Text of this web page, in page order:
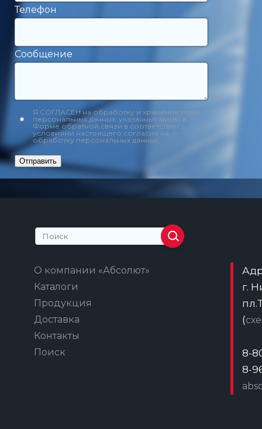
Телефон
Сообщение
Я СОГЛАСЕН на обработку и хранение моих
персональных данных, указанных мною в
Форме обратной связи в соответствии с
условиями настоящего согласия на
обработку персональных данных.
Отправить
О компании «Абсолют»
Каталоги
Продукция
Доставка
Контакты
Поиск
г.
(
8-
8-